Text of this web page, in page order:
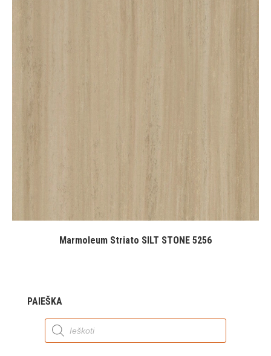
Marmoleum Striato SILT STONE 5256
PAIEŠKA
Products
search